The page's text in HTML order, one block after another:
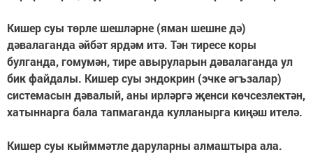
Кишер суы төрле шешләрне (яман шешне дә)
дәвалаганда әйбәт ярдәм итә. Тән тиресе коры
булганда, гомумән, тире авыруларын дәвалаганда ул
бик файдалы. Кишер суы эндокрин (эчке әгъзалар)
системасын дәвалый, аны ирләргә җенси көчсезлектән,
хатыннарга бала тапмаганда кулланырга киңәш ителә.
Кишер суы кыйммәтле даруларны алмаштыра ала.